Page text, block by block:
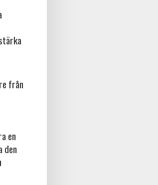
från
en
den